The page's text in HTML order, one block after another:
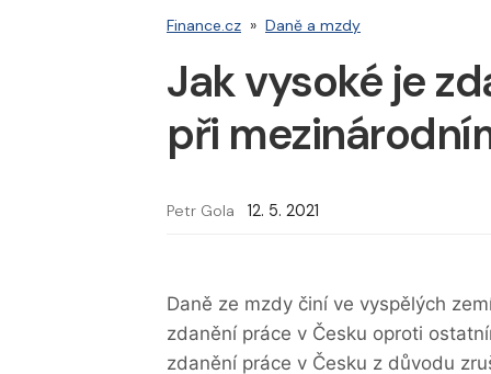
Finance.cz » Daně a mzdy
Jak vysoké je
při
Petr Gola 12. 5. 2021
Daně ze mzdy činí ve vyspělých
zdanění práce v Česku oproti
zdanění práce v Česku z důvodu